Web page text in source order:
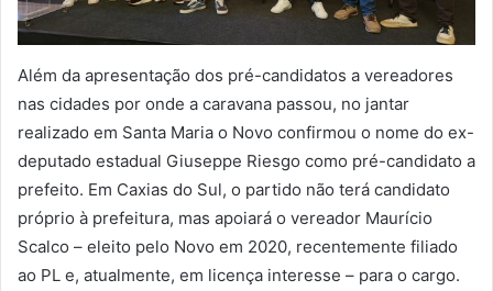
Além da apresentação dos pré-candidatos a vereadores
nas cidades por onde a caravana passou, no jantar
realizado em Santa Maria o Novo confirmou o nome do ex-
deputado estadual Giuseppe Riesgo como pré-candidato a
prefeito. Em Caxias do Sul, o partido não terá candidato
próprio à prefeitura, mas apoiará o vereador Maurício
Scalco – eleito pelo Novo em 2020, recentemente filiado
ao PL e, atualmente, em licença interesse – para o cargo.